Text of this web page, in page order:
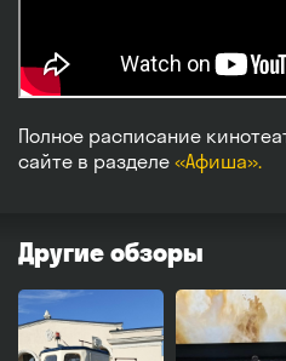
Полное расписание
сайте в разделе «Афиша».
Другие обзоры